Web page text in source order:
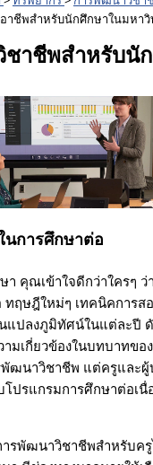
าชีพสำหรับนักศึกษาในมหา
าชีพสำหรับนั
การศึกษาต่อ
า คุณเข้าใจดีกว่าใครๆ ว่
ทฤษฎีใหม่ๆ เทคนิคการส
แปลงภูมิทัศน์ในแต่ละปี
มเกี่ยวข้องในบทบาทขอ
ฒนาวิชาชีพ แต่ครูและผู้
โปรแกรมการศึกษาต่อเ
ารพัฒนาวิชาชีพสำหรับค